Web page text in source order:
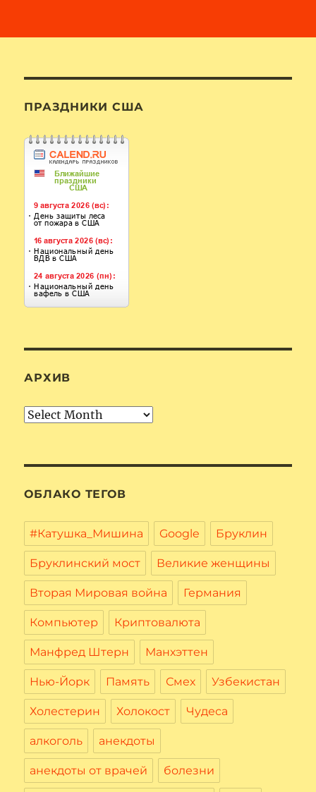
ПРАЗДНИКИ США
АРХИВ
Архив
ОБЛАКО ТЕГОВ
#Катушка_Мишина Google Бруклин
Бруклинский мост Великие женщины
Вторая Мировая война Германия
Компьютер Криптовалюта
Манфред Штерн Манхэттен
Нью-Йорк Память Смех Узбекистан
Холестерин Холокост Чудеса
алкоголь анекдоты
анекдоты от врачей болезни